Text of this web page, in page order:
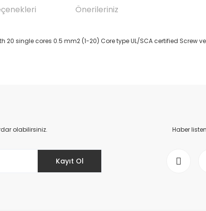
Önerileriniz
20 single cores 0.5 mm2 (1-20) Core type UL/SCA certified Screw
olabilirsiniz.
Kayıt Ol
Haber